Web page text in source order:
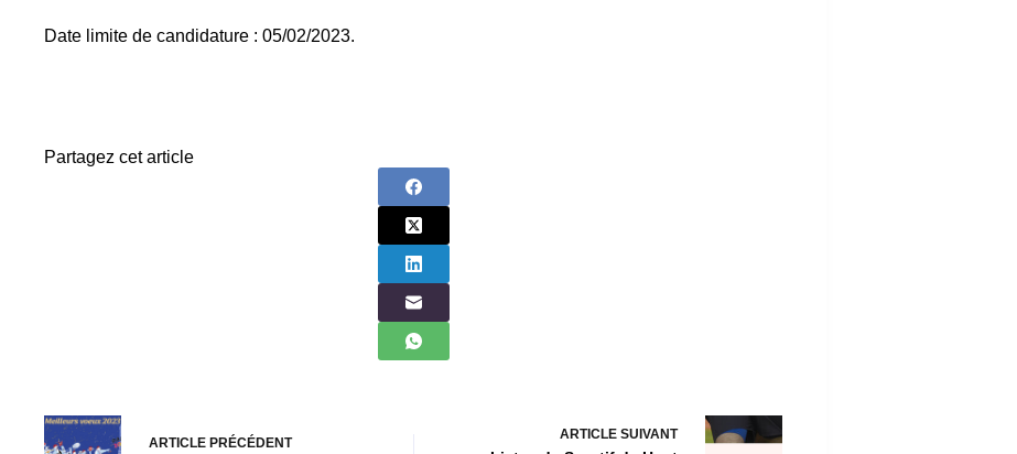
Date limite de candidature : 05/02/2023.
Partagez cet article
ARTICLE PRÉCÉDENT
ARTICLE SUIVANT